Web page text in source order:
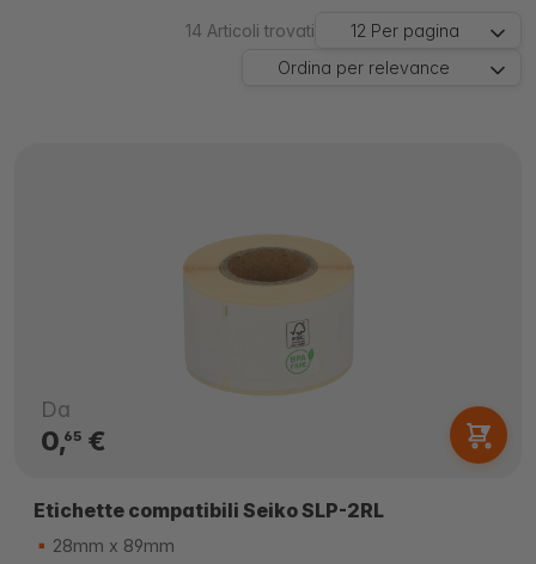
14 Articoli trovati 12 Per pagina
Ordina per relevance
Da
0,65€
Etichette compatibili Seiko SLP-2RL
28mm x 89mm